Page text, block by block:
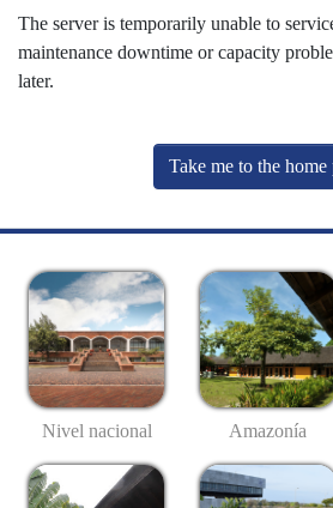
The server is temporarily unable to
maintenance downtime or capacity
later.
Take me to the home
Nivel nacional Amazonía